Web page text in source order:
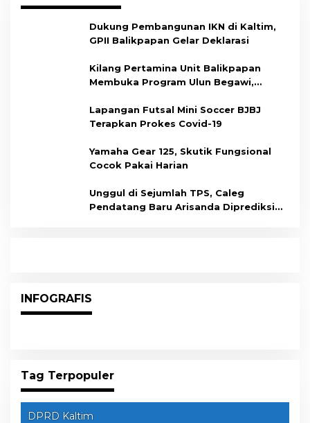
Dukung Pembangunan IKN di Kaltim,
GPII Balikpapan Gelar Deklarasi
Kilang Pertamina Unit Balikpapan
Membuka Program Ulun Begawi,
Lapangan Futsal Mini Soccer BJBJ
Terapkan Prokes Covid-19
Yamaha Gear 125, Skutik Fungsional
Cocok Pakai Harian
Unggul di Sejumlah TPS, Caleg
Pendatang Baru Arisanda Diprediksi
INFOGRAFIS
Tag Terpopuler
DPRD Kaltim